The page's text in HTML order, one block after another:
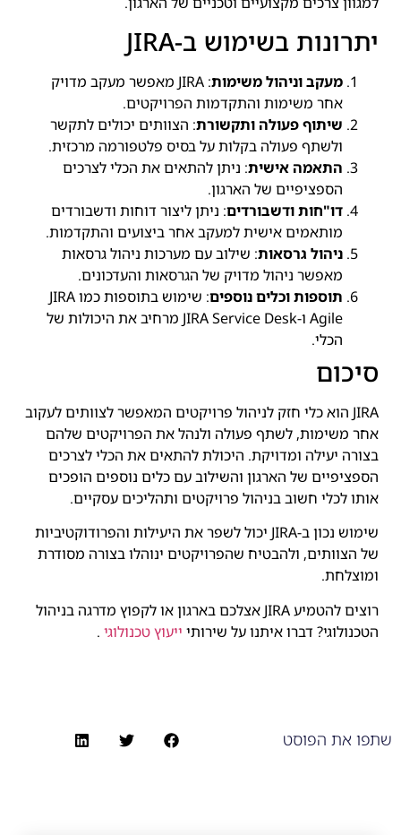
יתרונות בשימוש ב-JIRA
מעקב וניהול משימות
: JIRA מאפשר מעקב מדויק
אחר משימות והתקדמות הפרויקטים.
שיתוף פעולה ותקשורת: הצוותים יכולים לתקשר
ולשתף פעולה בקלות על בסיס פלטפורמה מרכזית.
התאמה אישית: ניתן להתאים את הכלי לצרכים
הספציפיים של הארגון.
דו"חות ודשבורדים: ניתן ליצור דוחות ודשבורדים
מותאמים אישית למעקב אחר ביצועים והתקדמות.
ניהול גרסאות: שילוב עם מערכות ניהול גרסאות
מאפשר ניהול מדויק של הגרסאות והעדכונים.
תוספות וכלים נוספים
: שימוש בתוספות כמו JIRA
Agile ו-JIRA Service Desk מרחיב את היכולות של
הכלי.
סיכום
JIRA הוא כלי חזק לניהול פרויקטים המאפשר לצוותים לעקוב
אחר משימות, לשתף פעולה ולנהל את הפרויקטים שלהם
בצורה יעילה ומדויקת. היכולת להתאים את הכלי לצרכים
הספציפיים של הארגון והשילוב עם כלים נוספים הופכים
אותו לכלי חשוב בניהול פרויקטים ותהליכים עסקיים.
שימוש נכון ב-JIRA יכול לשפר את היעילות והפרודוקטיביות
של הצוותים, ולהבטיח שהפרויקטים ינוהלו בצורה מסודרת
ומוצלחת.
רוצים להטמיע JIRA אצלכם בארגון או לקפוץ מדרגה בניהול
הטכנולוגי? דברו איתנו על שירותי ייעוץ טכנולוגי .
שתפו את הפוסט